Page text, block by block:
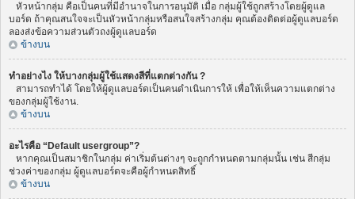
หัวหน้ากลุ่ม คือเป็นคนที่มีอำนาจในการอนุมัติ เมื่อ กลุ่มผู้ใช้ถูกสร้างโดยผู้ดูแล
บอร์ด ถ้าคุณสนใจจะเป็นหัวหน้ากลุ่มหรือสนใจสร้างกลุ่ม คุณต้องติดต่อผู้ดูแลบอร์ด
ลองส่งข้อความส่วนตัวถงผู้ดูแลบอร์ด
ข้างบน
ทำอย่างไง ให้บางกลุ่มผู้ใช้แสดงสีที่แตกต่างกัน ?
สามารถทำได้ โดยให้ผู้ดูแลบอร์ดเป็นคนดำเนินการให้ เพื่อให้เห็นความแตกต่าง
ของกลุ่มผู้ใช้งาน.
ข้างบน
อะไรคือ “Default usergroup”?
หากคุณเป็นสมาชิกในกลุ่ม ค่าเริ่มต้นต่างๆ จะถูกกำหนดตามกลุ่มนั้น เช่น สีกลุ่ม
ช่วงค่าของกลุ่ม ผู้ดูแลบอร์ดจะคือผู้กำหนดสิทธิ์
ข้างบน